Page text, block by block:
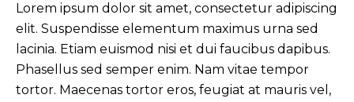
Lorem ipsum dolor sit amet, consectetur adipiscing
elit. Suspendisse elementum maximus urna sed
lacinia. Etiam euismod nisi et dui faucibus dapibus.
Phasellus sed semper enim. Nam vitae tempor
tortor. Maecenas tortor eros, feugiat at mauris vel,